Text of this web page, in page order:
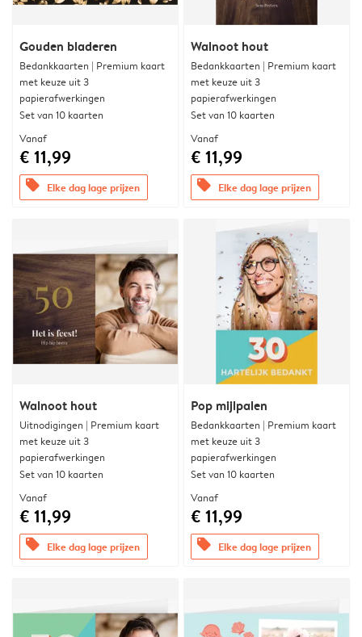
Gouden bladeren
Bedankkaarten | Premium kaart
met keuze uit 3
papierafwerkingen
Set van 10 kaarten
Vanaf
€ 11,99
offers Elke dag lage prijzen
Walnoot hout
Bedankkaarten | Premium kaart
met keuze uit 3
papierafwerkingen
Set van 10 kaarten
Vanaf
€ 11,99
offers Elke dag lage prijzen
Walnoot hout
Uitnodigingen | Premium kaart
met keuze uit 3
papierafwerkingen
Set van 10 kaarten
Vanaf
€ 11,99
offers Elke dag lage prijzen
Pop mijlpalen
Bedankkaarten | Premium kaart
met keuze uit 3
papierafwerkingen
Set van 10 kaarten
Vanaf
€ 11,99
offers Elke dag lage prijzen